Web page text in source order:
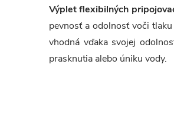
Výplet flexibilných
pevnosť a odolnosť voči
vhodná vďaka svojej
prasknutia alebo úniku vody.